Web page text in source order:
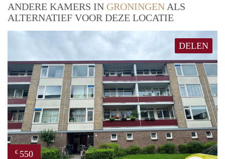
ANDERE KAMERS IN GRONINGEN ALS
ALTERNATIEF VOOR DEZE LOCATIE
DELEN
€ 550